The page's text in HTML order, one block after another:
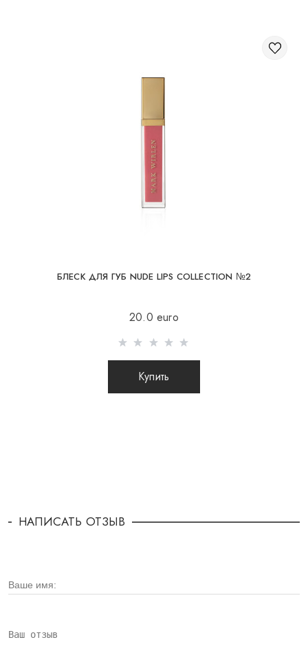
БЛЕСК ДЛЯ ГУБ NUDE LIPS COLLECTION №2
20.0 euro
Купить
НАПИСАТЬ ОТЗЫВ